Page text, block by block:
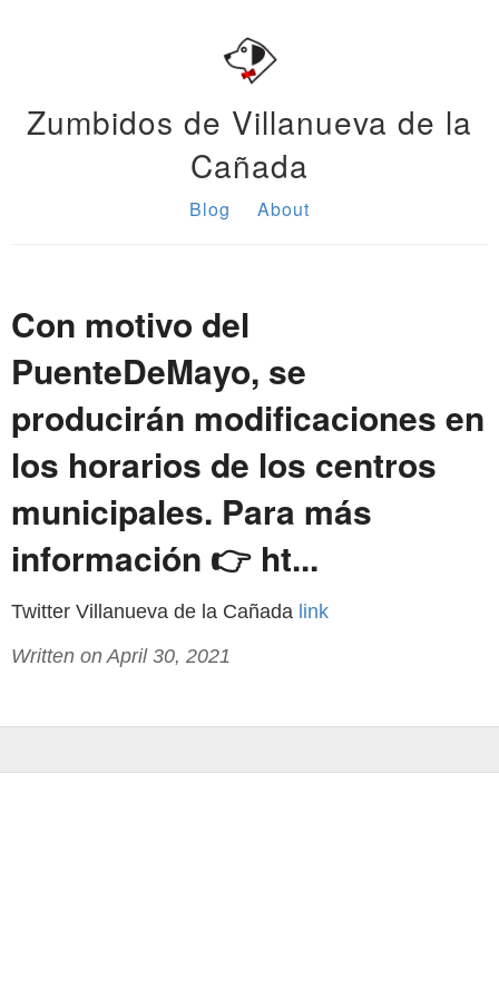
Zumbidos de Villanueva de la
Cañada
Blog About
Con motivo del
PuenteDeMayo, se
producirán modificaciones en
los horarios de los centros
municipales. Para más
información 👉 ht...
Twitter Villanueva de la Cañada link
Written on April 30, 2021